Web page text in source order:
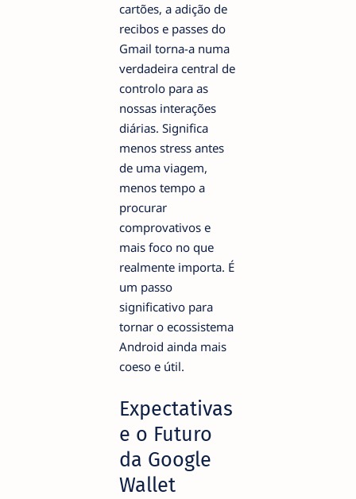
cartões, a adição de
recibos e passes do
Gmail torna-a numa
verdadeira central de
controlo para as
nossas interações
diárias. Significa
menos stress antes
de uma viagem,
menos tempo a
procurar
comprovativos e
mais foco no que
realmente importa. É
um passo
significativo para
tornar o ecossistema
Android ainda mais
coeso e útil.
Expectativas
e o Futuro
da Google
Wallet